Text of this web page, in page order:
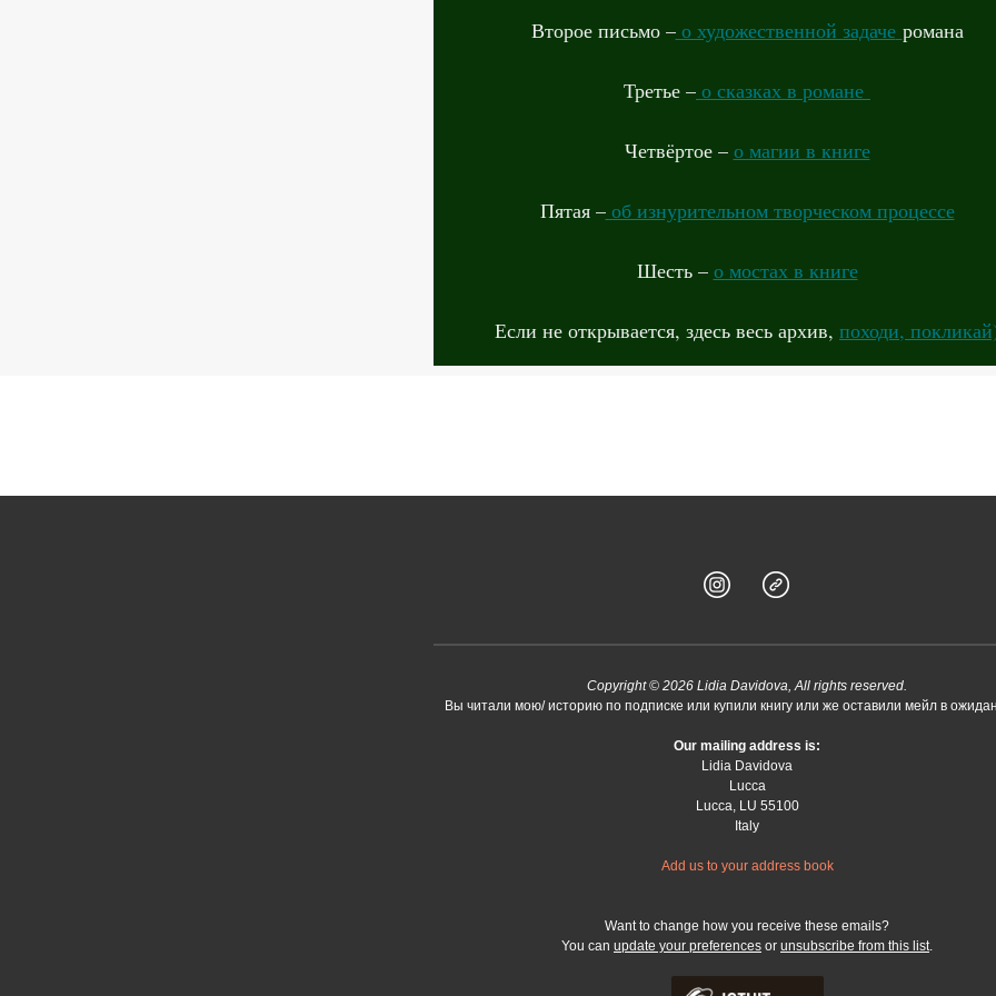
Второе письмо –о художественной задаче романа
Третье – о сказках в романе
Четвёртое – о магии в книге
Пятая –об изнурительном творческом процессе
Шесть – о мостах в книге
Если не открывается, здесь весь архив, походи,
Copyright © 2026 Lidia Davidova, All rights reserved.
Вы читали мою/ историю по подписке или купили книгу или же оставили мейл в
Our mailing address is:
Lidia Davidova
Lucca
Lucca, LU 55100
Italy
Add us to your address book
Want to change how you receive these emails?
You can update your preferences or unsubscribe from this list.